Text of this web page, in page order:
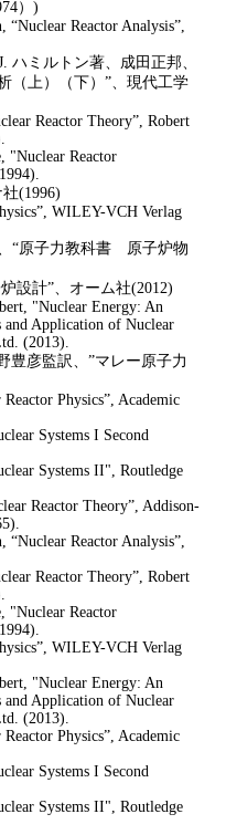
）)
“Nuclear Reactor Analysis”,
ハミルトン著、成田正邦、
（上）（下）”、現代工学
Reactor Theory”, Robert
"Nuclear Reactor
(1996)
WILEY-VCH Verlag
“原子力教科書 原子炉物
設計”、オーム社(2012)
"Nuclear Energy: An
and Application of Nuclear
(2013).
豊彦監訳、”マレー原子力
Physics”, Academic
Systems I Second
Systems II", Routledge
Reactor Theory”, Addison-
“Nuclear Reactor Analysis”,
Reactor Theory”, Robert
"Nuclear Reactor
WILEY-VCH Verlag
"Nuclear Energy: An
and Application of Nuclear
(2013).
Physics”, Academic
Systems I Second
Systems II", Routledge